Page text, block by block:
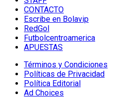
CONTACTO
Escribe en Bolavip
RedGol
Futbolcentroamerica
APUESTAS
Términos y Condiciones
Políticas de Privacidad
Política Editorial
Ad Choices